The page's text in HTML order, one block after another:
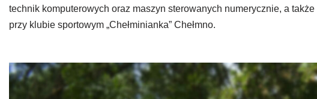
technik komputerowych oraz maszyn sterowanych numerycznie, a
przy klubie sportowym „Chełminianka” Chełmno.